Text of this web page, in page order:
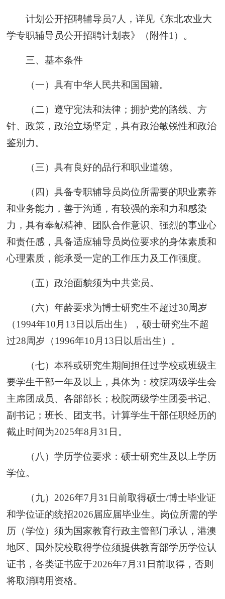
计划公开招聘辅导员7人，详见《东北农业大
学专职辅导员公开招聘计划表》（附件1）。
三、基本条件
（一）具有中华人民共和国国籍。
（二）遵守宪法和法律；拥护党的路线、方
针、政策，政治立场坚定，具有政治敏锐性和政治
鉴别力。
（三）具有良好的品行和职业道德。
（四）具备专职辅导员岗位所需要的职业素养
和业务能力，善于沟通，有较强的亲和力和感染
力，具有奉献精神、团队合作意识、强烈的事业心
和责任感，具备适应辅导员岗位要求的身体素质和
心理素质，能承受一定的工作压力及工作强度。
（五）政治面貌须为中共党员。
（六）年龄要求为博士研究生不超过30周岁
（1994年10月13日以后出生），硕士研究生不超
过28周岁（1996年10月13日以后出生）。
（七）本科或研究生期间担任过学校或班级主
要学生干部一年及以上，具体为：校院两级学生会
主席团成员、各部部长；校院两级学生团委书记、
副书记；班长、团支书。计算学生干部任职经历的
截止时间为2025年8月31日。
（八）学历学位要求：硕士研究生及以上学历
学位。
（九）2026年7月31日前取得硕士/博士毕业证
和学位证的统招2026届应届毕业生。岗位所需的学
历（学位）须为国家教育行政主管部门承认，港澳
地区、国外院校取得学位须提供教育部学历学位认
证书，各类证书应于2026年7月31日前取得，否则
将取消聘用资格。